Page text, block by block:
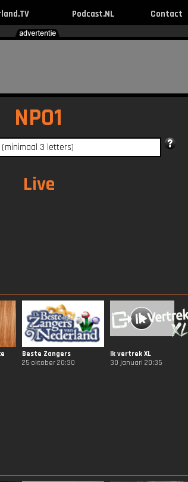
Podcast.NL Contact
NPO1
Live
Beste Zangers
25 oktober 20:30
Ik vertrek XL
30 januari 20:35